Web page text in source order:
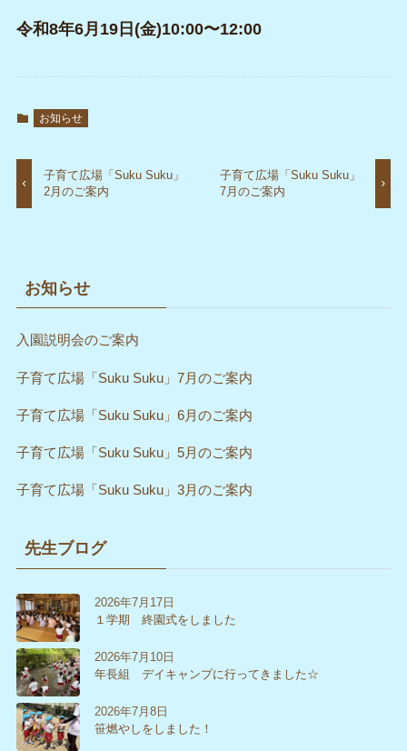
令和8年6月19日(金)10:00〜12:00
お知らせ
子育て広場「Suku Suku」
2月のご案内
子育て広場「Suku Suku」
7月のご案内
お知らせ
入園説明会のご案内
子育て広場「Suku Suku」7月のご案内
子育て広場「Suku Suku」6月のご案内
子育て広場「Suku Suku」5月のご案内
子育て広場「Suku Suku」3月のご案内
先生ブログ
2026年7月17日
１学期 終園式をしました
2026年7月10日
年長組 デイキャンプに行ってきました☆
2026年7月8日
笹燃やしをしました！